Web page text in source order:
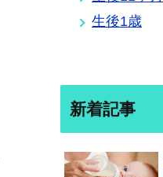
生後1歳
新着記事